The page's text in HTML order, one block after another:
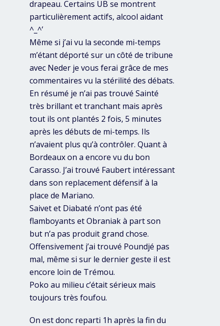
drapeau. Certains UB se montrent
particulièrement actifs, alcool aidant
^_^’
Même si j’ai vu la seconde mi-temps
m’étant déporté sur un côté de tribune
avec Neder je vous ferai grâce de mes
commentaires vu la stérilité des débats.
En résumé je n’ai pas trouvé Sainté
très brillant et tranchant mais après
tout ils ont plantés 2 fois, 5 minutes
après les débuts de mi-temps. Ils
n’avaient plus qu’à contrôler. Quant à
Bordeaux on a encore vu du bon
Carasso. J’ai trouvé Faubert intéressant
dans son replacement défensif à la
place de Mariano.
Saivet et Diabaté n’ont pas été
flamboyants et Obraniak à part son
but n’a pas produit grand chose.
Offensivement j’ai trouvé Poundjé pas
mal, même si sur le dernier geste il est
encore loin de Trémou.
Poko au milieu c’était sérieux mais
toujours très foufou.
On est donc reparti 1h après la fin du